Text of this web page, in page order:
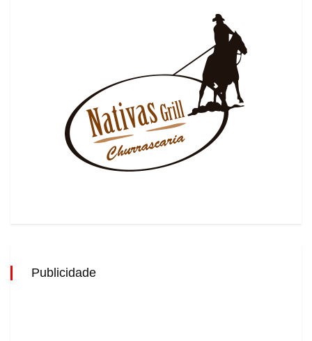
Publicidade